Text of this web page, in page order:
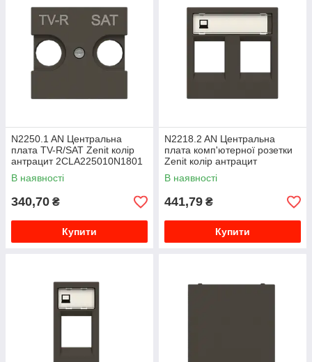
N2250.1 AN Центральна
плата TV-R/SAT Zenit колір
антрацит 2CLA225010N1801
В наявності
340,70 ₴
Купити
N2218.2 AN Центральна
плата комп'ютерної розетки
Zenit колір антрацит
2CLA221820N1801
В наявності
441,79 ₴
Купити